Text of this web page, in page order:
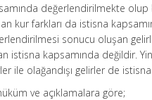
değerlendirilmekte
kur farkları da istisna
sonucu oluşan
istisna kapsamında değildir.
ile olağandışı gelirler de istisna
ve açıklamalara göre;